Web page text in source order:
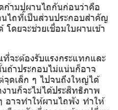
ามปูผานไถกันก่อนว่าคือ
ไถที่เป็นส่วนประกอบสำคัญ
โดยจะช่วยเชื่อมใบผานเข้า
จะต้องรับแรงกระแทกและ
ถ้าประกอบไม่แน่นก็อาจ
จุดเล็ก ๆ ไปจนถึงใหญ่ได้
านก็จะไม่ได้ประสิทธิภาพ
อาจทำให้ผานไถพัง ทำให้